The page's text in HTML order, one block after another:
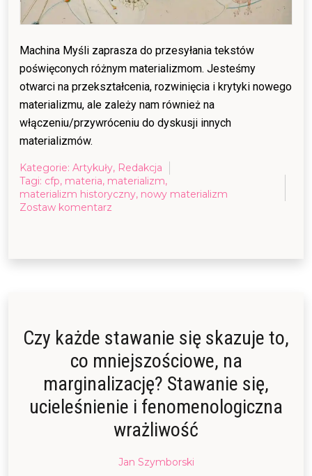
Machina Myśli zaprasza do przesyłania tekstów
poświęconych różnym materializmom. Jesteśmy
otwarci na przekształcenia, rozwinięcia i krytyki nowego
materializmu, ale zależy nam również na
włączeniu/przywróceniu do dyskusji innych
materializmów.
Kategorie: Artykuły, Redakcja
Tagi: cfp, materia, materializm,
materializm historyczny, nowy materializm
Zostaw komentarz
jego
Czy każde stawanie się skazuje to,
co mniejszościowe, na
marginalizację? Stawanie się,
ucieleśnienie i fenomenologiczna
wrażliwość
Posted
Jan Szymborski